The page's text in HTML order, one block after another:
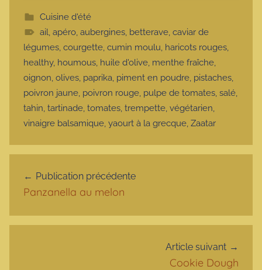
Cuisine d'été
ail, apéro, aubergines, betterave, caviar de
légumes, courgette, cumin moulu, haricots rouges,
healthy, houmous, huile d'olive, menthe fraîche,
oignon, olives, paprika, piment en poudre, pistaches,
poivron jaune, poivron rouge, pulpe de tomates, salé,
tahin, tartinade, tomates, trempette, végétarien,
vinaigre balsamique, yaourt à la grecque, Zaatar
Publication précédente
Panzanella au melon
Article suivant
Cookie Dough